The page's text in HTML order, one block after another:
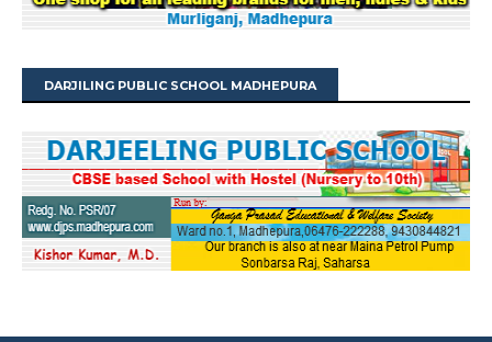
DARJILING PUBLIC SCHOOL MADHEPURA